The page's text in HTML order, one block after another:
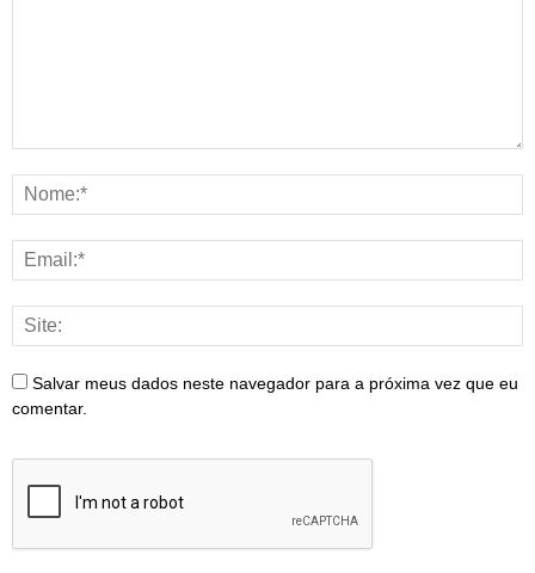
Salvar meus dados neste navegador para a próxima vez que eu
comentar.